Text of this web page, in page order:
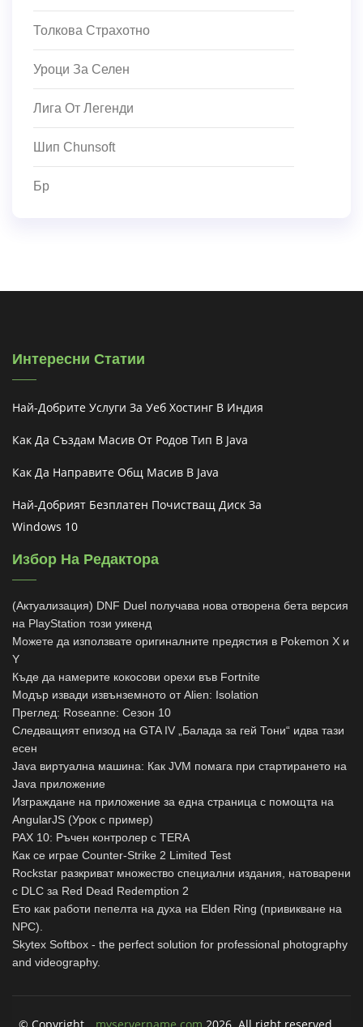
Толкова Страхотно
Уроци За Селен
Лига От Легенди
Шип Chunsoft
Бр
Интересни Статии
Най-Добрите Услуги За Уеб Хостинг В Индия
Как Да Създам Масив От Родов Тип В Java
Как Да Направите Общ Масив В Java
Най-Добрият Безплатен Почистващ Диск За
Windows 10
Избор На Редактора
(Актуализация) DNF Duel получава нова отворена бета версия
на PlayStation този уикенд
Можете да използвате оригиналните предястия в Pokemon X и
Y
Къде да намерите кокосови орехи във Fortnite
Модър извади извънземното от Alien: Isolation
Преглед: Roseanne: Сезон 10
Следващият епизод на GTA IV „Балада за гей Тони“ идва тази
есен
Java виртуална машина: Как JVM помага при стартирането на
Java приложение
Изграждане на приложение за една страница с помощта на
AngularJS (Урок с пример)
PAX 10: Ръчен контролер с TERA
Как се играе Counter-Strike 2 Limited Test
Rockstar разкриват множество специални издания, натоварени
с DLC за Red Dead Redemption 2
Ето как работи пепелта на духа на Elden Ring (привикване на
NPC).
Skytex Softbox - the perfect solution for professional photography
and videography.